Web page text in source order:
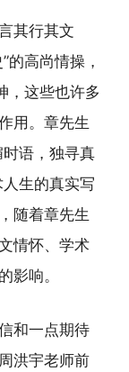
其行其文
的高尚情操，
，这些也许多
用。章先生
语，独寻真
生的真实写
随着章先生
情怀、学术
影响。
和一点期待
洪宇老师前